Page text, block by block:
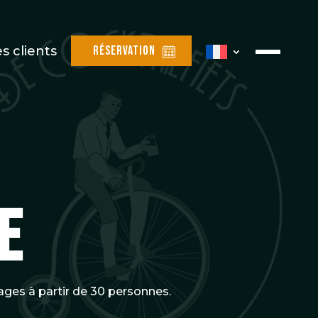
clients Réservation
à partir de 30 personnes.